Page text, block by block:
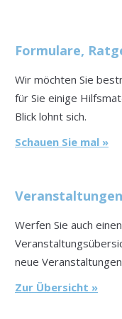
Formulare,
Wir möchten Sie
für Sie einige
Blick lohnt sich.
Schauen Sie mal »
Veranstaltungen
Werfen Sie auch
neue
Zur Übersicht »